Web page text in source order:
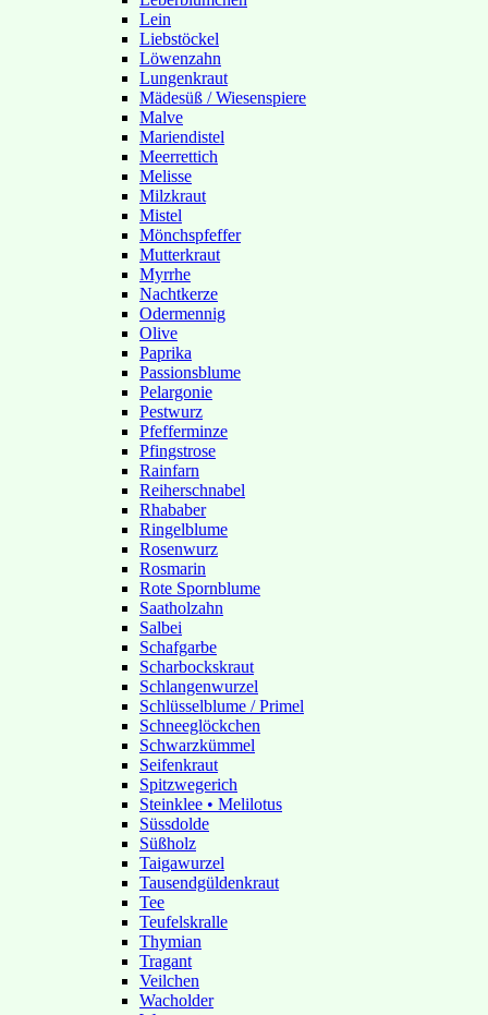
Lein
Liebstöckel
Löwenzahn
Lungenkraut
Mädesüß / Wiesenspiere
Malve
Mariendistel
Meerrettich
Melisse
Milzkraut
Mistel
Mönchspfeffer
Mutterkraut
Myrrhe
Nachtkerze
Odermennig
Olive
Paprika
Passionsblume
Pelargonie
Pestwurz
Pfefferminze
Pfingstrose
Rainfarn
Reiherschnabel
Rhababer
Ringelblume
Rosenwurz
Rosmarin
Rote Spornblume
Saatholzahn
Salbei
Schafgarbe
Scharbockskraut
Schlangenwurzel
Schlüsselblume / Primel
Schneeglöckchen
Schwarzkümmel
Seifenkraut
Spitzwegerich
Steinklee • Melilotus
Süssdolde
Süßholz
Taigawurzel
Tausendgüldenkraut
Tee
Teufelskralle
Thymian
Tragant
Veilchen
Wacholder